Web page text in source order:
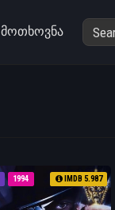
მოთხოვნა
1994 IMDB 5.987